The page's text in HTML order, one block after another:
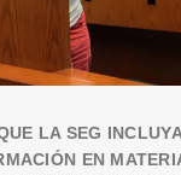
LA SEG
EN